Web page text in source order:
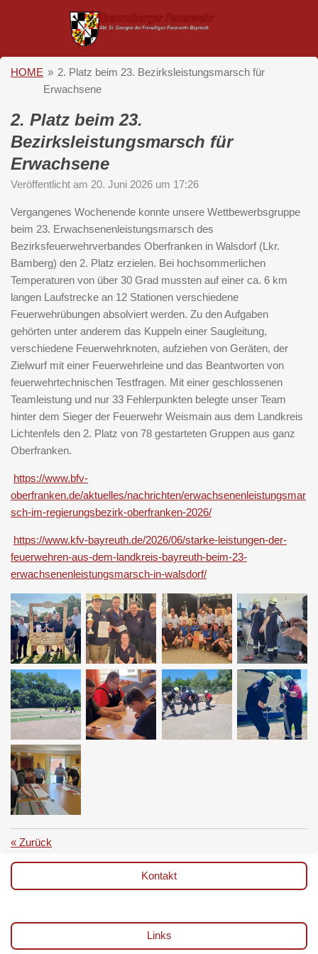
HOME » 2. Platz beim 23. Bezirksleistungsmarsch für
Erwachsene
2. Platz beim 23.
Bezirksleistungsmarsch für
Erwachsene
Veröffentlicht am 20. Juni 2026 um 17:26
Vergangenes Wochenende konnte unsere Wettbewerbsgruppe
beim 23. Erwachsenenleistungsmarsch des
Bezirksfeuerwehrverbandes Oberfranken in Walsdorf (Lkr.
Bamberg) den 2. Platz erzielen. Bei hochsommerlichen
Temperaturen von über 30 Grad mussten auf einer ca. 6 km
langen Laufstrecke an 12 Stationen verschiedene
Feuerwehrübungen absolviert werden. Zu den Aufgaben
gehörten unter anderem das Kuppeln einer Saugleitung,
verschiedene Feuerwehrknoten, aufziehen von Geräten, der
Zielwurf mit einer Feuerwehrleine und das Beantworten von
feuerwehrtechnischen Testfragen. Mit einer geschlossenen
Teamleistung und nur 33 Fehlerpunkten belegte unser Team
hinter dem Sieger der Feuerwehr Weismain aus dem Landkreis
Lichtenfels den 2. Platz von 78 gestarteten Gruppen aus ganz
Oberfranken.
https://www.bfv-
oberfranken.de/aktuelles/nachrichten/erwachsenenleistungsmar
sch-im-regierungsbezirk-oberfranken-2026/
https://www.kfv-bayreuth.de/2026/06/starke-leistungen-der-
feuerwehren-aus-dem-landkreis-bayreuth-beim-23-
erwachsenenleistungsmarsch-in-walsdorf/
« Zurück
Kontakt
Links